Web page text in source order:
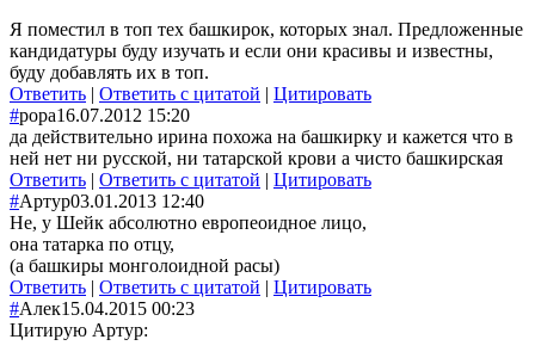
Я поместил в топ тех башкирок, которых знал. Предложенные
кандидатуры буду изучать и если они красивы и известны,
буду добавлять их в топ.
Ответить | Ответить с цитатой | Цитировать
#popa16.07.2012 15:20
да действительно ирина похожа на башкирку и кажется что в
ней нет ни русской, ни татарской крови а чисто башкирская
Ответить | Ответить с цитатой | Цитировать
#Артур03.01.2013 12:40
Не, у Шейк абсолютно европеоидное лицо,
она татарка по отцу,
(а башкиры монголоидной расы)
Ответить | Ответить с цитатой | Цитировать
#Алек15.04.2015 00:23
Цитирую Артур: